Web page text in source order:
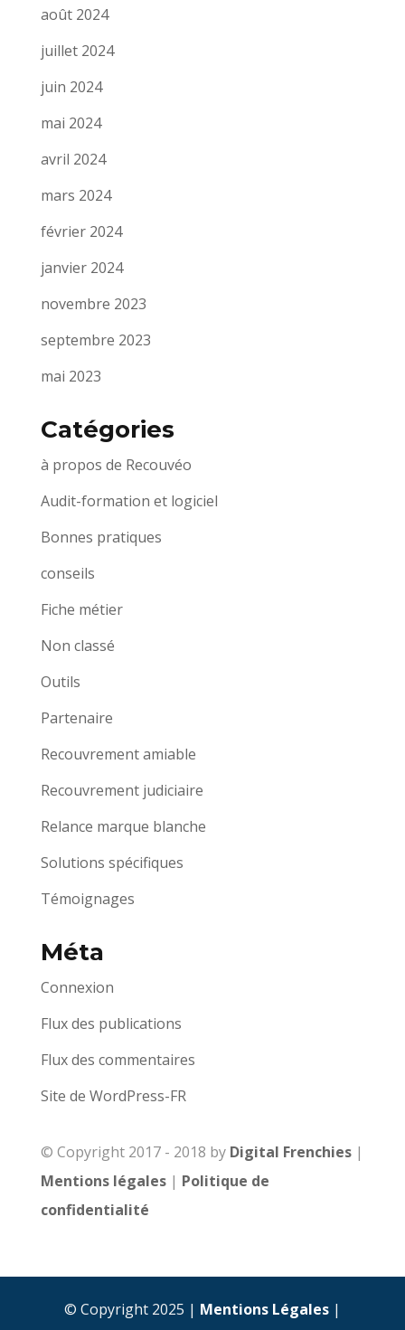
août 2024
juillet 2024
juin 2024
mai 2024
avril 2024
mars 2024
février 2024
janvier 2024
novembre 2023
septembre 2023
mai 2023
Catégories
à propos de Recouvéo
Audit-formation et logiciel
Bonnes pratiques
conseils
Fiche métier
Non classé
Outils
Partenaire
Recouvrement amiable
Recouvrement judiciaire
Relance marque blanche
Solutions spécifiques
Témoignages
Méta
Connexion
Flux des publications
Flux des commentaires
Site de WordPress-FR
© Copyright 2017 - 2018 by Digital Frenchies|
Mentions légales| Politique de
confidentialité
© Copyright 2025 | Mentions Légales|